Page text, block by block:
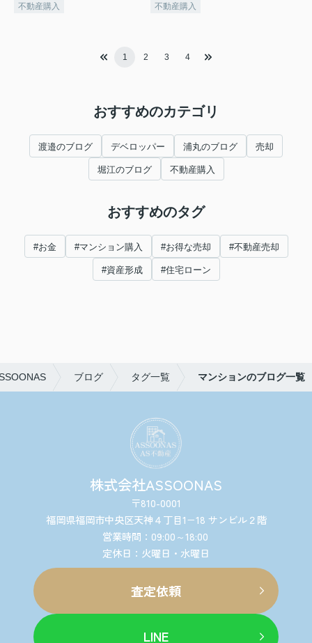
不動産購入
不動産購入
1 2 3 4
おすすめのカテゴリ
渡邉のブログ デベロッパー 浦丸のブログ 売却
堀江のブログ 不動産購入
おすすめのタグ
#お金 #マンション購入 #お得な売却 #不動産売却
#資産形成 #住宅ローン
ブログ タグ一覧 マンションのブログ一覧
株式会社ASSOONAS
〒810-0001
福岡県福岡市中央区天神４丁目1−18 サンビル２階
営業時間：09:00～18:00
定休日：火曜日・水曜日
査定依頼
LINE